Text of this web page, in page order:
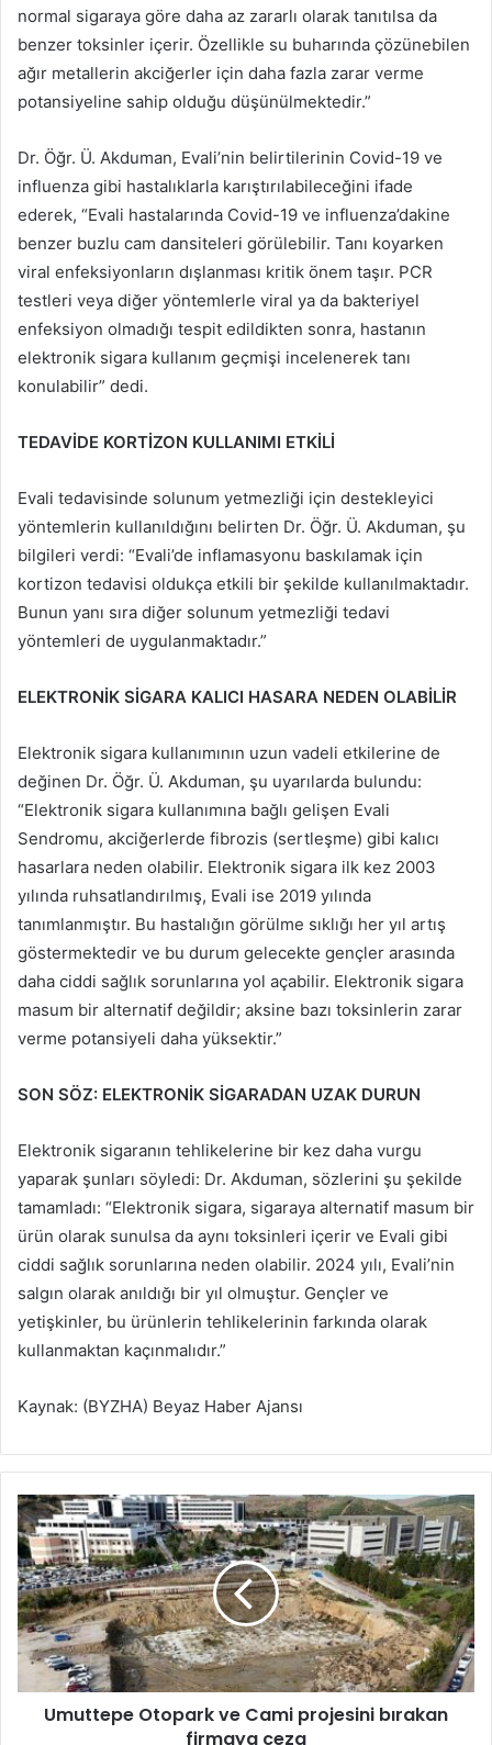
normal sigaraya göre daha az zararlı olarak tanıtılsa da
benzer toksinler içerir. Özellikle su buharında çözünebilen
ağır metallerin akciğerler için daha fazla zarar verme
potansiyeline sahip olduğu düşünülmektedir.”
Dr. Öğr. Ü. Akduman, Evali’nin belirtilerinin Covid-19 ve
influenza gibi hastalıklarla karıştırılabileceğini ifade
ederek, “Evali hastalarında Covid-19 ve influenza’dakine
benzer buzlu cam dansiteleri görülebilir. Tanı koyarken
viral enfeksiyonların dışlanması kritik önem taşır. PCR
testleri veya diğer yöntemlerle viral ya da bakteriyel
enfeksiyon olmadığı tespit edildikten sonra, hastanın
elektronik sigara kullanım geçmişi incelenerek tanı
konulabilir” dedi.
TEDAVİDE KORTİZON KULLANIMI ETKİLİ
Evali tedavisinde solunum yetmezliği için destekleyici
yöntemlerin kullanıldığını belirten Dr. Öğr. Ü. Akduman, şu
bilgileri verdi: “Evali’de inflamasyonu baskılamak için
kortizon tedavisi oldukça etkili bir şekilde kullanılmaktadır.
Bunun yanı sıra diğer solunum yetmezliği tedavi
yöntemleri de uygulanmaktadır.”
ELEKTRONİK SİGARA KALICI HASARA NEDEN OLABİLİR
Elektronik sigara kullanımının uzun vadeli etkilerine de
değinen Dr. Öğr. Ü. Akduman, şu uyarılarda bulundu:
“Elektronik sigara kullanımına bağlı gelişen Evali
Sendromu, akciğerlerde fibrozis (sertleşme) gibi kalıcı
hasarlara neden olabilir. Elektronik sigara ilk kez 2003
yılında ruhsatlandırılmış, Evali ise 2019 yılında
tanımlanmıştır. Bu hastalığın görülme sıklığı her yıl artış
göstermektedir ve bu durum gelecekte gençler arasında
daha ciddi sağlık sorunlarına yol açabilir. Elektronik sigara
masum bir alternatif değildir; aksine bazı toksinlerin zarar
verme potansiyeli daha yüksektir.”
SON SÖZ: ELEKTRONİK SİGARADAN UZAK DURUN
Elektronik sigaranın tehlikelerine bir kez daha vurgu
yaparak şunları söyledi: Dr. Akduman, sözlerini şu şekilde
tamamladı: “Elektronik sigara, sigaraya alternatif masum bir
ürün olarak sunulsa da aynı toksinleri içerir ve Evali gibi
ciddi sağlık sorunlarına neden olabilir. 2024 yılı, Evali’nin
salgın olarak anıldığı bir yıl olmuştur. Gençler ve
yetişkinler, bu ürünlerin tehlikelerinin farkında olarak
kullanmaktan kaçınmalıdır.”
Kaynak: (BYZHA) Beyaz Haber Ajansı
U
m
u
t
t
e
p
O
Umuttepe Otopark ve Cami projesini bırakan
firmaya ceza